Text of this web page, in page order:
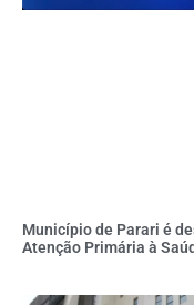
Município de Parari é
Atenção Primária à